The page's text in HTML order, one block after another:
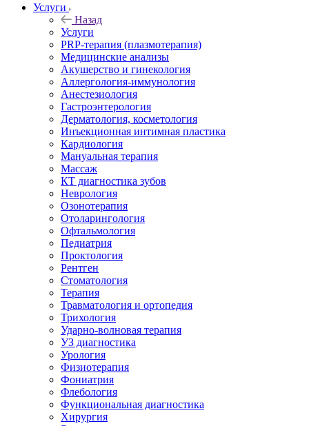
Услуги
Назад
Услуги
PRP-терапия (плазмотерапия)
Медицинские анализы
Акушерство и гинекология
Аллергология-иммунология
Анестезиология
Гастроэнтерология
Дерматология, косметология
Инъекционная интимная пластика
Кардиология
Мануальная терапия
Массаж
КТ диагностика зубов
Неврология
Озонотерапия
Отоларингология
Офтальмология
Педиатрия
Проктология
Рентген
Стоматология
Терапия
Травматология и ортопедия
Трихология
Ударно-волновая терапия
УЗ диагностика
Урология
Физиотерапия
Фониатрия
Флебология
Функциональная диагностика
Хирургия